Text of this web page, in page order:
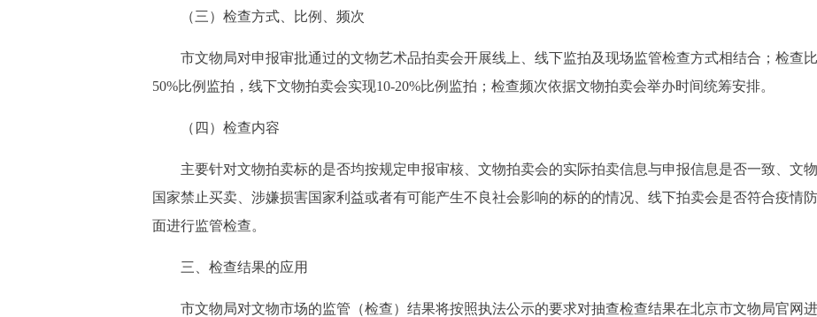
（三）检查方式、比例、频次
市文物局对申报审批通过的文物艺术品拍卖会开展线上、线下监拍及现场监管检查方式相结合；检查
50%比例监拍，线下文物拍卖会实现10-20%比例监拍；检查频次依据文物拍卖会举办时间统筹安排。
（四）检查内容
主要针对文物拍卖标的是否均按规定申报审核、文物拍卖会的实际拍卖信息与申报信息是否一致、文
国家禁止买卖、涉嫌损害国家利益或者有可能产生不良社会影响的标的的情况、线下拍卖会是否符合疫情
面进行监管检查。
三、检查结果的应用
市文物局对文物市场的监管（检查）结果将按照执法公示的要求对抽查检查结果在北京市文物局官网进